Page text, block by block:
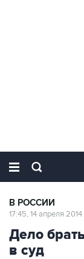
В РОССИИ
17:45, 14 апреля 2014
Дело
в суд